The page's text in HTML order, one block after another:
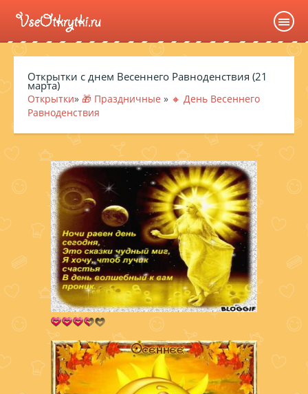
Открытки с днем Весеннего Равноденствия (21
марта)
Открытки» 🎁 Праздничные » 🔸 День Весеннего
Равноденствия